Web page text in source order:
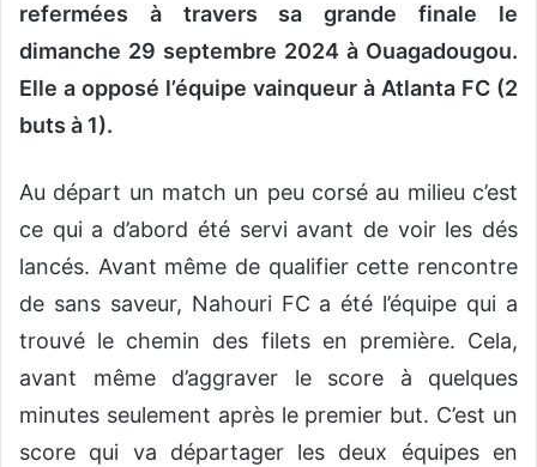
refermées à travers sa grande finale le
dimanche 29 septembre 2024 à Ouagadougou.
Elle a opposé l’équipe vainqueur à Atlanta FC (2
buts à 1).
Au départ un match un peu corsé au milieu c’est
ce qui a d’abord été servi avant de voir les dés
lancés. Avant même de qualifier cette rencontre
de sans saveur, Nahouri FC a été l’équipe qui a
trouvé le chemin des filets en première. Cela,
avant même d’aggraver le score à quelques
minutes seulement après le premier but. C’est un
score qui va départager les deux équipes en